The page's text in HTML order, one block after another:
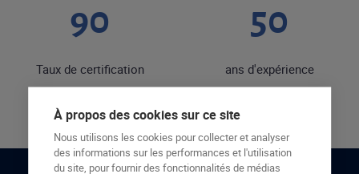
90
Taux de certification
50
ans d'expérience
À propos des cookies sur ce site
Nous utilisons les cookies pour collecter et analyser
des informations sur les performances et l'utilisation
du site, pour fournir des fonctionnalités de médias